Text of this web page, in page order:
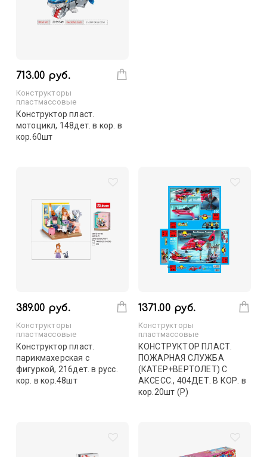
713.00 руб.
Конструкторы
пластмассовые
Конструктор пласт.
мотоцикл, 148дет. в кор. в
кор.60шт
389.00 руб.
Конструкторы
пластмассовые
Конструктор пласт.
парикмахерская с
фигуркой, 216дет. в русс.
кор. в кор.48шт
1371.00 руб.
Конструкторы
пластмассовые
КОНСТРУКТОР ПЛАСТ.
ПОЖАРНАЯ СЛУЖБА
(КАТЕР+ВЕРТОЛЕТ) С
АКСЕСС., 404ДЕТ. В КОР. в
кор.20шт (Р)